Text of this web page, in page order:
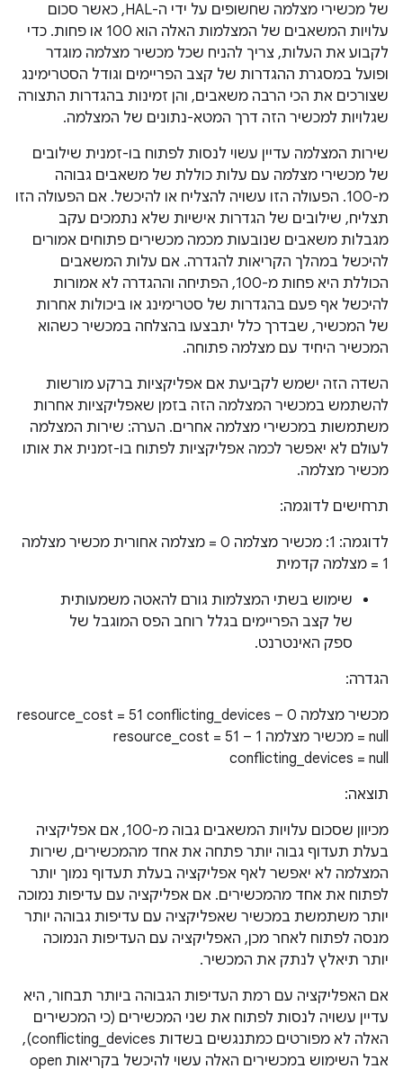
של מכשירי מצלמה שחשופים על ידי ה-HAL, כאשר סכום
עלויות המשאבים של המצלמות האלה הוא 100 או פחות. כדי
לקבוע את העלות, צריך להניח שכל מכשיר מצלמה מוגדר
ופועל במסגרת ההגדרות של קצב הפריימים וגודל הסטרימינג
שצורכים את הכי הרבה משאבים, והן זמינות בהגדרות התצורה
שגלויות למכשיר הזה דרך המטא-נתונים של המצלמה.
שירות המצלמה עדיין עשוי לנסות לפתוח בו-זמנית שילובים
של מכשירי מצלמה עם עלות כוללת של משאבים גבוהה
מ-100. הפעולה הזו עשויה להצליח או להיכשל. אם הפעולה הזו
תצליח, שילובים של הגדרות אישיות שלא נתמכים עקב
מגבלות משאבים שנובעות מכמה מכשירים פתוחים אמורים
להיכשל במהלך הקריאות להגדרה. אם עלות המשאבים
הכוללת היא פחות מ-100, הפתיחה וההגדרה לא אמורות
להיכשל אף פעם בהגדרות של סטרימינג או ביכולות אחרות
של המכשיר, שבדרך כלל יתבצעו בהצלחה במכשיר כשהוא
המכשיר היחיד עם מצלמה פתוחה.
השדה הזה ישמש לקביעת אם אפליקציות ברקע מורשות
להשתמש במכשיר המצלמה הזה בזמן שאפליקציות אחרות
משתמשות במכשירי מצלמה אחרים. הערה: שירות המצלמה
לעולם לא יאפשר לכמה אפליקציות לפתוח בו-זמנית את אותו
מכשיר מצלמה.
תרחישים לדוגמה:
לדוגמה: 1: מכשיר מצלמה 0 = מצלמה אחורית מכשיר מצלמה
1 = מצלמה קדמית
שימוש בשתי המצלמות גורם להאטה משמעותית
של קצב הפריימים בגלל רוחב הפס המוגבל של
ספק האינטרנט.
הגדרה:
מכשיר מצלמה 0 – resource_cost = 51 conflicting_devices
= null מכשיר מצלמה 1 – resource_cost = 51
conflicting_devices = null
תוצאה:
מכיוון שסכום עלויות המשאבים גבוה מ-100, אם אפליקציה
בעלת תעדוף גבוה יותר פתחה את אחד מהמכשירים, שירות
המצלמה לא יאפשר לאף אפליקציה בעלת תעדוף נמוך יותר
לפתוח את אחד מהמכשירים. אם אפליקציה עם עדיפות נמוכה
יותר משתמשת במכשיר שאפליקציה עם עדיפות גבוהה יותר
מנסה לפתוח לאחר מכן, האפליקציה עם העדיפות הנמוכה
יותר תיאלץ לנתק את המכשיר.
אם האפליקציה עם רמת העדיפות הגבוהה ביותר תבחור, היא
עדיין עשויה לנסות לפתוח את שני המכשירים (כי המכשירים
האלה לא מפורטים כמתנגשים בשדות conflicting_devices),
אבל השימוש במכשירים האלה עשוי להיכשל בקריאות open